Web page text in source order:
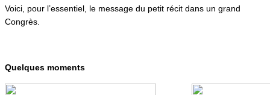
Voici, pour l’essentiel, le message du petit récit dans un grand
Congrès.
Quelques moments